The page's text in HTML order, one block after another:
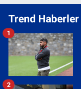
Trend Haberler
1
2